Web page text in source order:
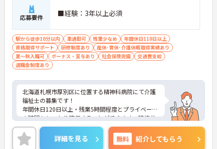
応募要件 ■経験：3年以上必須
駅から徒歩10分以内 車通勤可 残業少なめ
年間休日110日以上
資格取得サポート
研修制度あり
産休･育休･介護休暇取得実績あり
夏～秋入職可
ボーナス・賞与あり 社会保険完備
交通費支給
退職金制度あり
北海道札幌市厚別区に位置する精神科病院にて介護
福祉士の募集です！
年間休日120日以上・残業5時間程度とプライベート
の時間もしっかり確保することができます。研修参
加費支援もありスキルアップも可能です◎ご興味の
ある方には、面接対策ポイントなど、さらに詳細を
ご案内しますのでお気軽にご相談ください！
詳細を見る 無料 紹介してもらう